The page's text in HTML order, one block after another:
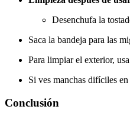
Desenchufa la
Saca la bandeja para las
Para limpiar el exterior,
Si ves manchas difíciles
Conclusión